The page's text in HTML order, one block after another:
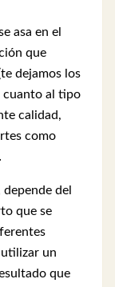
asa en el
que
dejamos los
cuanto al tipo
calidad,
como
depende del
que se
un
que